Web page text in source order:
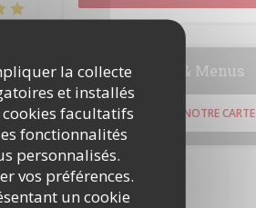
la collecte
et installés
facultatifs
fonctionnalités
personnalisés.
vos préférences.
un cookie
: 4 /5
Cartes & Menus
DÉCOUVRIR NOTRE CARTE